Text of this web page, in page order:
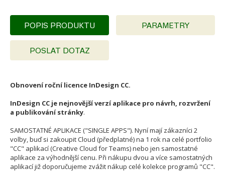
POPIS PRODUKTU PARAMETRY
POSLAT DOTAZ
Obnovení roční licence InDesign CC.
InDesign CC je nejnovější verzí aplikace pro návrh, rozvržení
a publikování stránky.
SAMOSTATNÉ APLIKACE ("SINGLE APPS"). Nyní mají zákazníci 2
volby, buď si zakoupit Cloud (předplatné) na 1 rok na celé portfolio
"CC" aplikací (Creative Cloud for Teams) nebo jen samostatné
aplikace za výhodnější cenu. Při nákupu dvou a více samostatných
aplikací již doporučujeme zvážit nákup celé kolekce programů "CC".